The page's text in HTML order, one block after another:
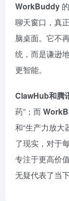
WorkBuddy
聊天窗口，真
脑桌面。它不
统，而是谦逊
更智能。
ClawHub和腾
药”；而
和“生产力放大
了现实，对于
专注于更高价
无疑代表了当